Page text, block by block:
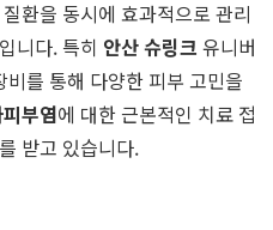
환을 동시에 효과적으로 관리
니다. 특히 안산 슈링크 유니버
를 통해 다양한 피부 고민을
부염에 대한 근본적인 치료 접
받고 있습니다.